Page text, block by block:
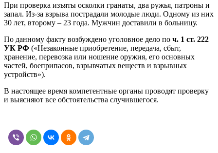
При проверка изъяты осколки гранаты, два ружья, патроны и
запал. Из-за взрыва пострадали молодые люди. Одному из них
30 лет, второму – 23 года. Мужчин доставили в больницу.
По данному факту возбуждено уголовное дело по ч. 1 ст. 222
УК РФ («Незаконные приобретение, передача, сбыт,
хранение, перевозка или ношение оружия, его основных
частей, боеприпасов, взрывчатых веществ и взрывных
устройств»).
В настоящее время компетентные органы проводят проверку
и выясняют все обстоятельства случившегося.